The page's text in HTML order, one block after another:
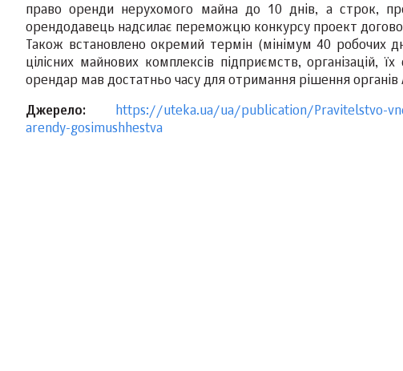
право оренди нерухомого майна до 10 днів, а строк,
орендодавець надсилає переможцю конкурсу проект
Також встановлено окремий термін (мінімум 40 робочих
цілісних майнових комплексів підприємств, організацій,
орендар мав достатньо часу для отримання рішення
Джерело:
https://uteka.ua/ua/publication/Pravitelstvo-
arendy-gosimushhestva